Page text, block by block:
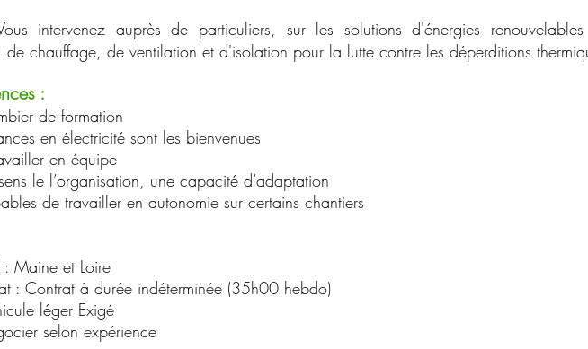
intervenez auprès de particuliers, sur les solutions d'énergies
chauffage, de ventilation et d'isolation pour la lutte contre les déperditions
:
de formation
en électricité sont les bienvenues
en équipe
le l’organisation, une capacité d’adaptation
de travailler en autonomie sur certains chantiers
: Maine et Loire
: Contrat à durée indéterminée (35h00 hebdo)
léger Exigé​
selon expérience